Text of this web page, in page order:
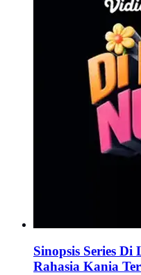
Sinopsis Series
Rahasia Kania